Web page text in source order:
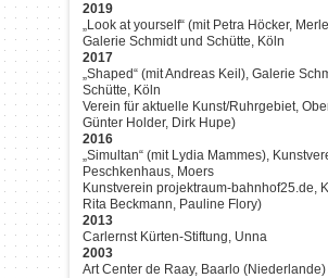
2019
„Look at yourself“ (mit Petra Höcker,
Galerie Schmidt und Schütte, Köln
2017
„Shaped“ (mit Andreas Keil), Galerie
Schütte, Köln
Verein für aktuelle Kunst/Ruhrgebiet,
Günter Holder, Dirk Hupe)
2016
„Simultan“ (mit Lydia Mammes),
Peschkenhaus, Moers
Kunstverein projektraum-bahnhof25.de,
Rita Beckmann, Pauline Flory)
2013
Carlernst Kürten-Stiftung, Unna
2003
Art Center de Raay, Baarlo (Niederlande)